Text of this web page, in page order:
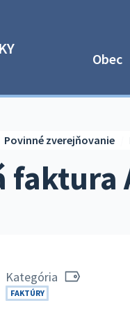
Obec
faktura
Povinné zverejňovanie
Kategória
FAKTÚRY